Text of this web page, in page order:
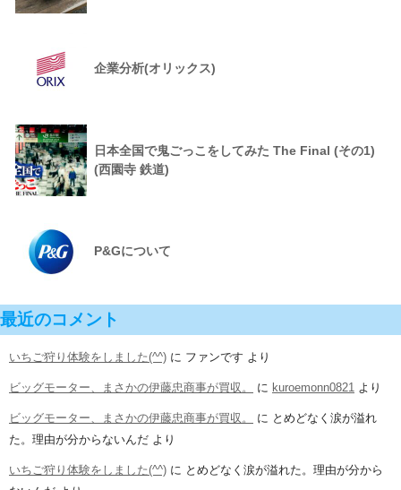
企業分析(オリックス)
日本全国で鬼ごっこをしてみた The Final (その1)
(西園寺 鉄道)
P&Gについて
最近のコメント
いちご狩り体験をしました(^^) に ファンです より
ビッグモーター、まさかの伊藤忠商事が買収。 に kuroemonn0821 より
ビッグモーター、まさかの伊藤忠商事が買収。 に とめどなく涙が溢れ
た。理由が分からないんだ より
いちご狩り体験をしました(^^) に とめどなく涙が溢れた。理由が分から